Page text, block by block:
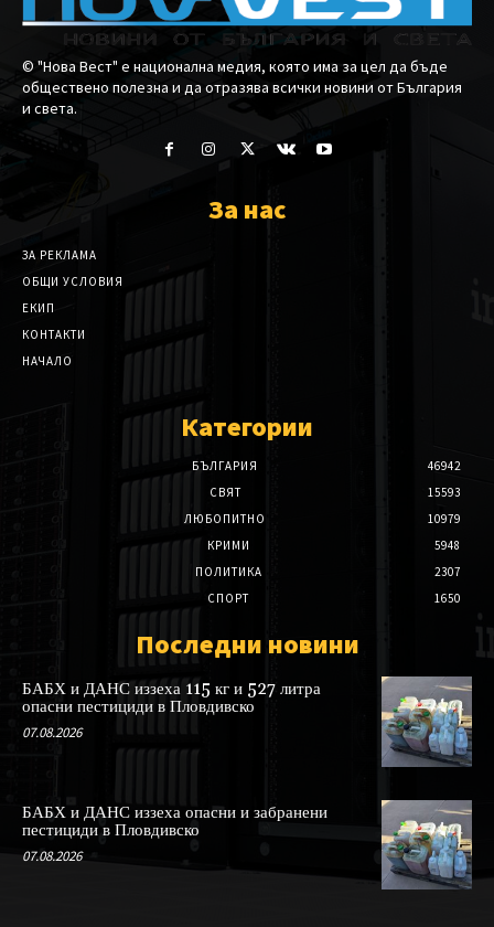
© "Нова Вест" е национална медия, която има за цел да бъде
обществено полезна и да отразява всички новини от България
и света.
За нас
ЗА РЕКЛАМА
ОБЩИ УСЛОВИЯ
ЕКИП
КОНТАКТИ
НАЧАЛО
Категории
БЪЛГАРИЯ
46942
СВЯТ
15593
ЛЮБОПИТНО
10979
КРИМИ
5948
ПОЛИТИКА
2307
СПОРТ
1650
Последни новини
БАБХ и ДАНС иззеха 115 кг и 527 литра
опасни пестициди в Пловдивско
07.08.2026
БАБХ и ДАНС иззеха опасни и забранени
пестициди в Пловдивско
07.08.2026